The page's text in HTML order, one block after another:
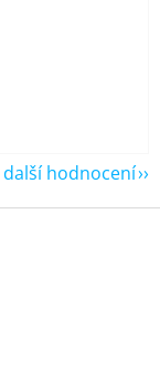
hodnocení